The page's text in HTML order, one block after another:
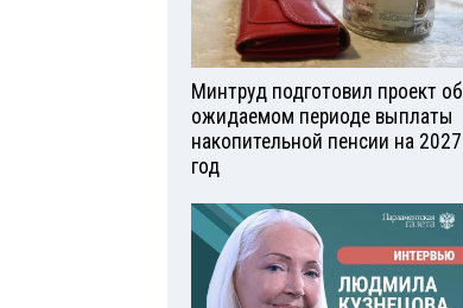
Минтруд подготовил проект об
ожидаемом периоде выплаты
накопительной пенсии на 2027
год